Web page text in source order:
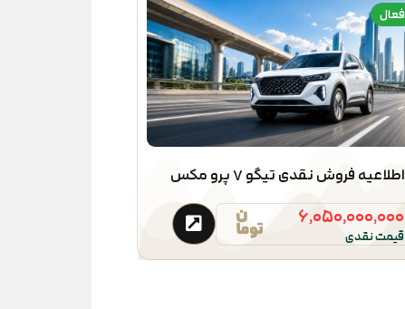
فعال
اطلاعیه فروش نقدی تیگو ۷ پرو مکس
۶,۰۵۰,۰۰۰,۰۰۰
قیمت نقدی